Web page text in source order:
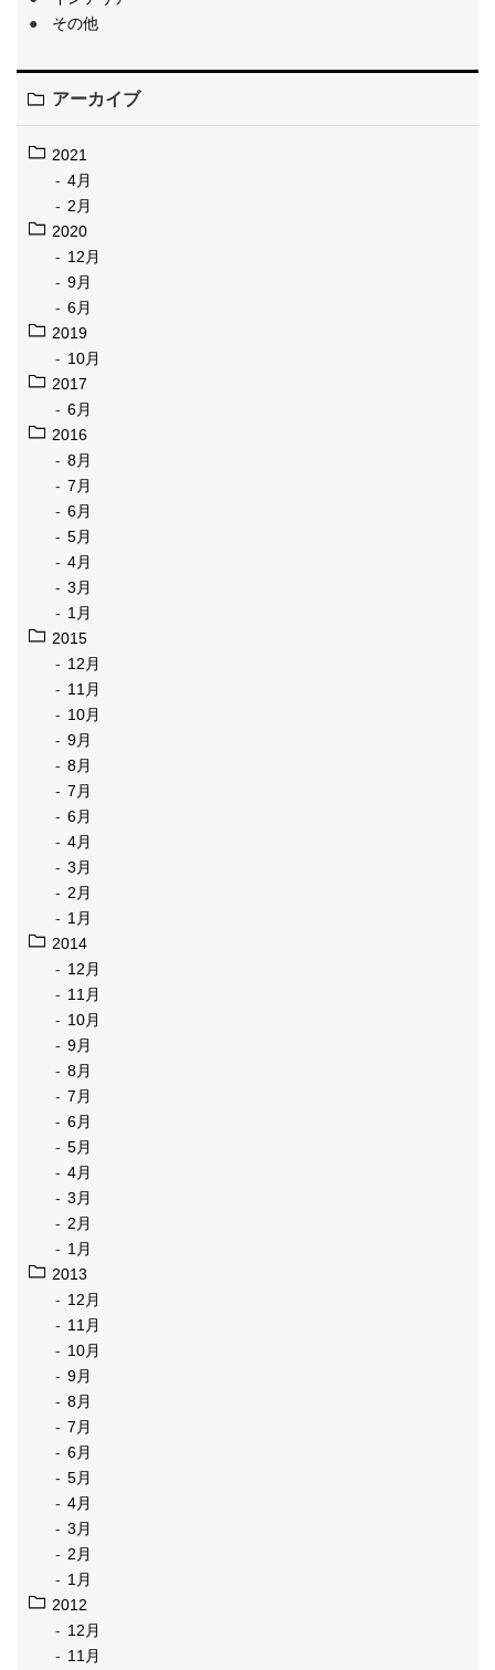
その他
アーカイブ
2021
4月
2月
2020
12月
9月
6月
2019
10月
2017
6月
2016
8月
7月
6月
5月
4月
3月
1月
2015
12月
11月
10月
9月
8月
7月
6月
4月
3月
2月
1月
2014
12月
11月
10月
9月
8月
7月
6月
5月
4月
3月
2月
1月
2013
12月
11月
10月
9月
8月
7月
6月
5月
4月
3月
2月
1月
2012
12月
11月